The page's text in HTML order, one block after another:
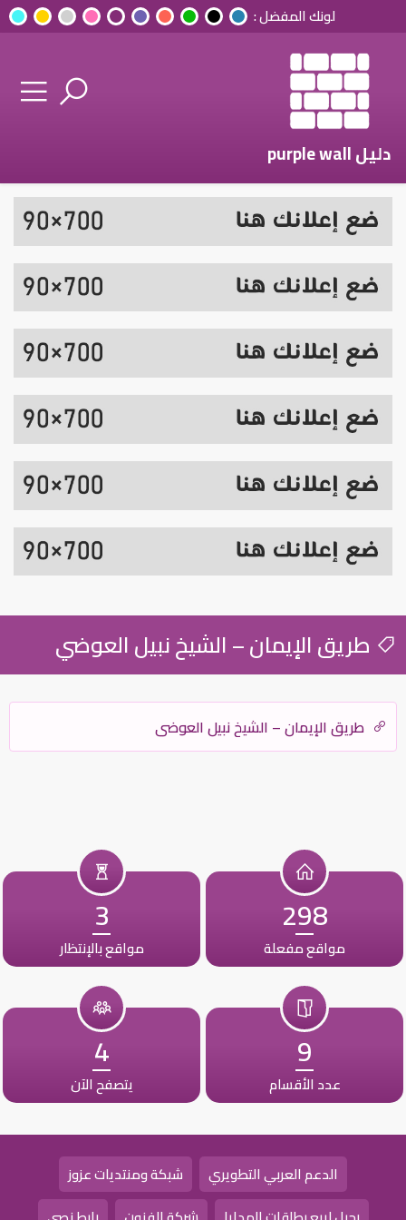
لونك المفضل :
دليل purple wall
طريق الإيمان – الشيخ نبيل العوضي
طريق الإيمان – الشيخ نبيل العوضي
298
مواقع مفعلة
3
مواقع بالإنتظار
9
عدد الأقسام
4
يتصفح الآن
الدعم العربي التطويري
شبكة ومنتديات عزوز